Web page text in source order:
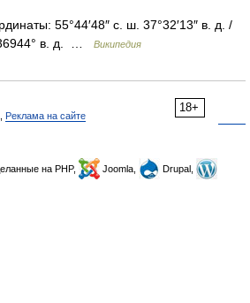
55°44′48″ с. ш. 37°32′13″ в. д. /
в. д. …
Википедия
18+
Реклама на сайте
на PHP, Joomla,
Drupal,